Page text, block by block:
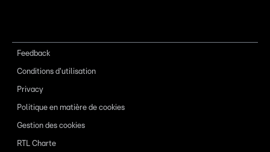
Feedback
Conditions d'utilisation
Privacy
Politique en matière de cookies
Gestion des cookies
RTL Charte